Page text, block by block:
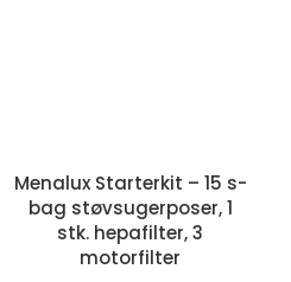
Menalux Starterkit – 15 s-
bag støvsugerposer, 1
stk. hepafilter, 3
motorfilter